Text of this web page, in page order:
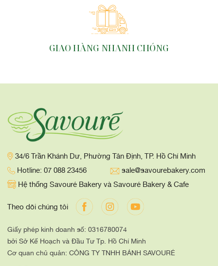
GIAO HÀNG NHANH CHÓNG
34/6 Trần Khánh Dư, Phường Tân Định, TP. Hồ Chí Minh
Hotline: 07 088 23456
sale@savourebakery.com
Hệ thống Savouré Bakery và Savouré Bakery & Cafe
Theo dõi chúng tôi
Giấy phép kinh doanh số: 0316780074
bởi Sở Kế Hoạch và Đầu Tư Tp. Hồ Chí Minh
Cơ quan chủ quản: CÔNG TY TNHH BÁNH SAVOURÉ